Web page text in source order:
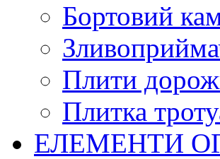
Бортовий
Плити
Плитка
ЕЛЕМЕНТИ